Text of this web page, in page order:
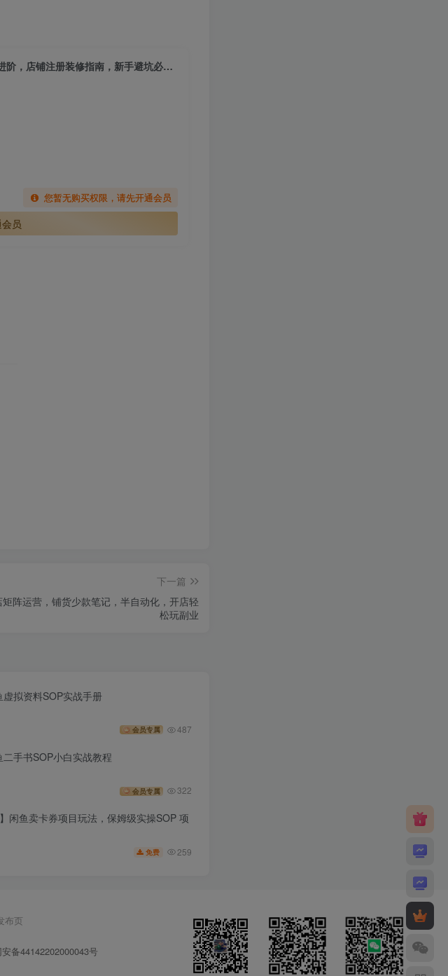
【2025.6.14】抖店电商训练营，零基础到进阶，店铺注册装修指南，新手避坑必学手册
您暂无购买权限，请先开通会员
员
下一篇
矩阵运营，铺货少款笔记，半自动化，开店轻
松玩副业
虚拟资料SOP实战手册
会员专属 487
二手书SOP小白实战教程
会员专属 322
闲鱼卖卡券项目玩法，保姆级实操SOP 项
免费 259
布页
备44142202000043号